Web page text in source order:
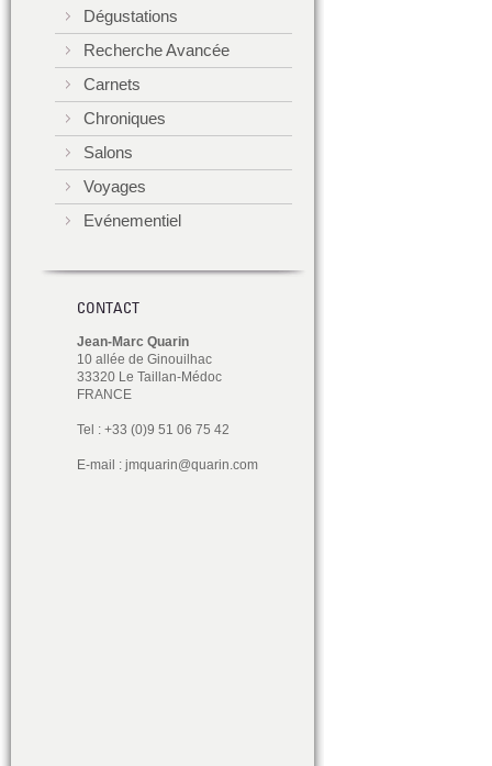
Dégustations
Recherche Avancée
Carnets
Chroniques
Salons
Voyages
Evénementiel
CONTACT
Jean-Marc Quarin
10 allée de Ginouilhac
33320 Le Taillan-Médoc
FRANCE
Tel : +33 (0)9 51 06 75 42
E-mail : jmquarin@quarin.com